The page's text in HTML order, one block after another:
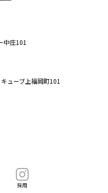
中庄101
ューブ上福岡町101
採用